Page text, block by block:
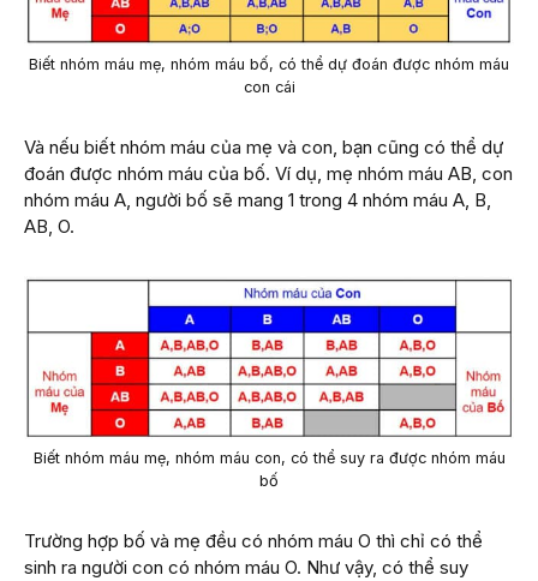
Biết nhóm máu mẹ, nhóm máu bố, có thể dự đoán được nhóm máu
con cái
Và nếu biết nhóm máu của mẹ và con, bạn cũng có thể dự
đoán được nhóm máu của bố. Ví dụ, mẹ nhóm máu AB, con
nhóm máu A, người bố sẽ mang 1 trong 4 nhóm máu A, B,
AB, O.
Biết nhóm máu mẹ, nhóm máu con, có thể suy ra được nhóm máu
bố
Trường hợp bố và mẹ đều có nhóm máu O thì chỉ có thể
sinh ra người con có nhóm máu O. Như vậy, có thể suy